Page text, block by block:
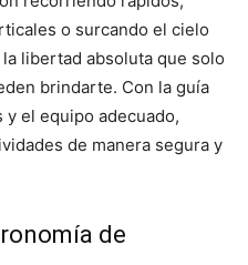
o surcando el cielo
libertad absoluta que solo
brindarte. Con la guía
el equipo adecuado,
de manera segura y
de